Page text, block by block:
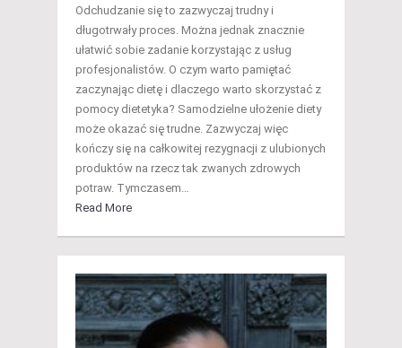
Odchudzanie się to zazwyczaj trudny i
długotrwały proces. Można jednak znacznie
ułatwić sobie zadanie korzystając z usług
profesjonalistów. O czym warto pamiętać
zaczynając dietę i dlaczego warto skorzystać z
pomocy dietetyka? Samodzielne ułożenie diety
może okazać się trudne. Zazwyczaj więc
kończy się na całkowitej rezygnacji z ulubionych
produktów na rzecz tak zwanych zdrowych
potraw. Tymczasem…
Read More